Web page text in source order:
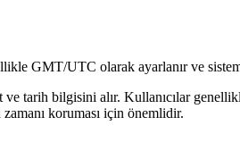
GMT/UTC olarak ayarlanır ve sistem
tarih bilgisini alır. Kullanıcılar
koruması için önemlidir.